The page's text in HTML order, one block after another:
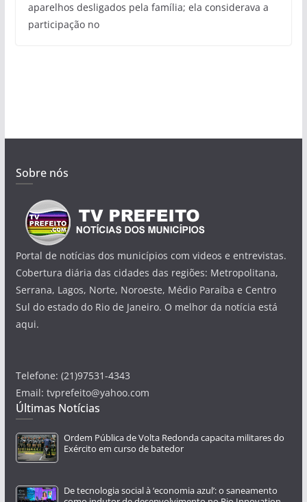
aparelhos desligados pela família; ela considerava a
participação no
Sobre nós
Portal de notícias dos municípios com videos e entrevistas.
Cobertura diária das cidades das regiões: Metropolitana,
Serrana, Lagos, Norte, Noroeste, Médio Paraíba e Centro
Sul do estado do Rio de Janeiro. O melhor da notícia está
aqui.
Telefone: (21)97531-4343
Email: tvprefeito@yahoo.com
Últimas Notícias
Ordem Pública de Volta Redonda capacita militares do
Exército em curso de batedor
De tecnologia social à ‘economia azul’: o saneamento